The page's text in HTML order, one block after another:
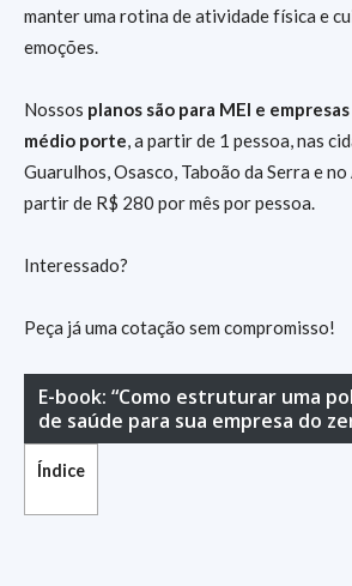
manter uma rotina de atividade física e
emoções.
Nossos planos são para MEI e
médio porte, a partir de 1 pessoa, nas
Guarulhos, Osasco, Taboão da Serra e no
partir de R$ 280 por mês por pessoa.
Interessado?
Peça já uma cotação sem compromisso!
E-book: “Como estruturar uma
de saúde para sua empresa do
Índice